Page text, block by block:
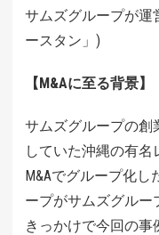
サムズグループが運
ースタン」)
【M&Aに至る背景】
サムズグループの創
していた沖縄の有
M&Aでグループ化
ープがサムズグル
きっかけで今回の事